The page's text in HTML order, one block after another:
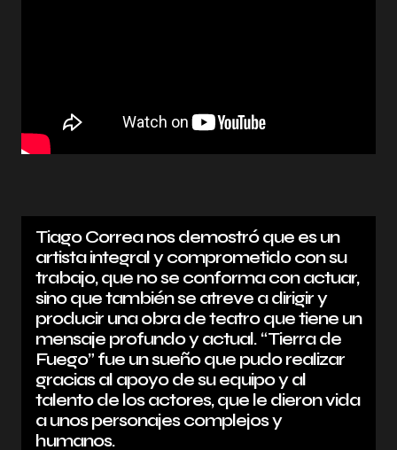
Tiago Correa nos demostró que es un
artista integral y comprometido con su
trabajo, que no se conforma con actuar,
sino que también se atreve a dirigir y
producir una obra de teatro que tiene un
mensaje profundo y actual. “Tierra de
Fuego” fue un sueño que pudo realizar
gracias al apoyo de su equipo y al
talento de los actores, que le dieron vida
a unos personajes complejos y
humanos.